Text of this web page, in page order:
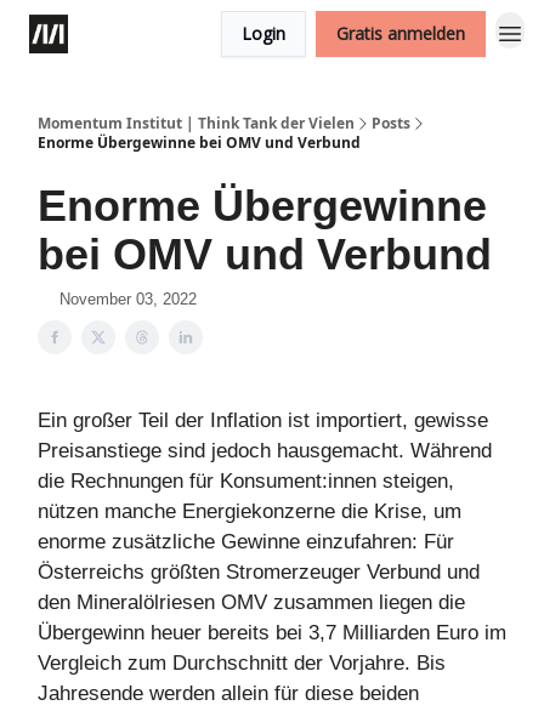
Login Gratis anmelden
Momentum Institut | Think Tank der Vielen
Posts
Enorme Übergewinne bei OMV und Verbund
Enorme Übergewinne
bei OMV und Verbund
November 03, 2022
Ein großer Teil der Inflation ist importiert, gewisse
Preisanstiege sind jedoch hausgemacht. Während
die Rechnungen für Konsument:innen steigen,
nützen manche Energiekonzerne die Krise, um
enorme zusätzliche Gewinne einzufahren: Für
Österreichs größten Stromerzeuger Verbund und
den Mineralölriesen OMV zusammen liegen die
Übergewinn heuer bereits bei 3,7 Milliarden Euro im
Vergleich zum Durchschnitt der Vorjahre. Bis
Jahresende werden allein für diese beiden